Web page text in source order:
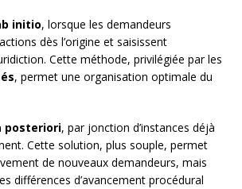
initio, lorsque les demandeurs
dès l’origine et saisissent
Cette méthode, privilégiée par les
, permet une organisation optimale du
posteriori, par jonction d’instances déjà
Cette solution, plus souple, permet
de nouveaux demandeurs, mais
différences d’avancement procédural